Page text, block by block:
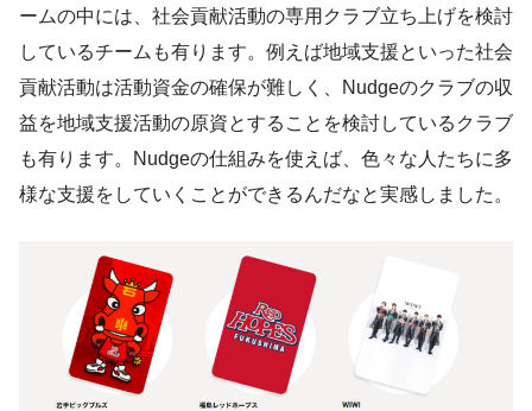
ームの中には、社会貢献活動の専用クラブ立ち上げを検討
しているチームも有ります。例えば地域支援といった社会
貢献活動は活動資金の確保が難しく、Nudgeのクラブの収
益を地域支援活動の原資とすることを検討しているクラブ
も有ります。Nudgeの仕組みを使えば、色々な人たちに多
様な支援をしていくことができるんだなと実感しました。